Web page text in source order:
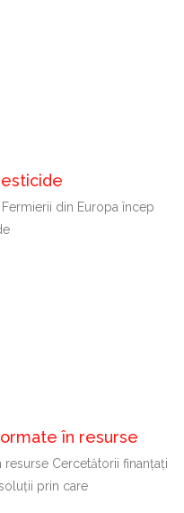
din Europa încep
în resurse
Cercetătorii finanțați
prin care